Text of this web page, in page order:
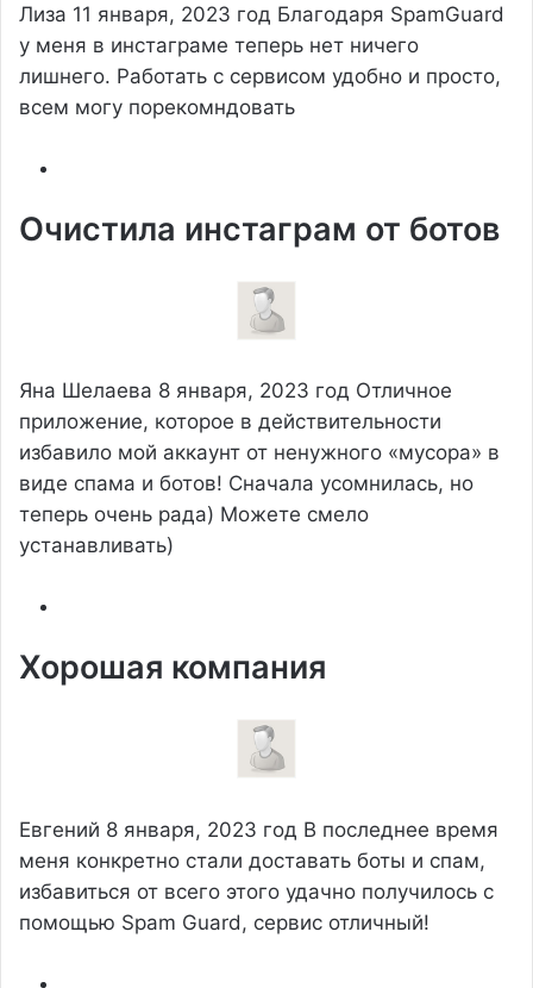
Лиза 11 января, 2023 год Благодаря SpamGuard
у меня в инстаграме теперь нет ничего
лишнего. Работать с сервисом удобно и просто,
всем могу порекомндовать
Очистила инстаграм от ботов
Яна Шелаева 8 января, 2023 год Отличное
приложение, которое в действительности
избавило мой аккаунт от ненужного «мусора» в
виде спама и ботов! Сначала усомнилась, но
теперь очень рада) Можете смело
устанавливать)
Хорошая компания
Евгений 8 января, 2023 год В последнее время
меня конкретно стали доставать боты и спам,
избавиться от всего этого удачно получилось с
помощью Spam Guard, сервис отличный!